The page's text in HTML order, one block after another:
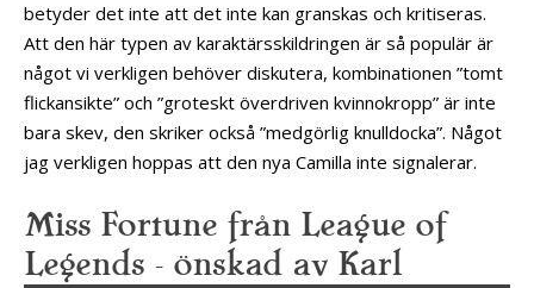
betyder det inte att det inte kan granskas och kritiseras.
Att den här typen av karaktärsskildringen är så populär är
något vi verkligen behöver diskutera, kombinationen ”tomt
flickansikte” och ”groteskt överdriven kvinnokropp” är inte
bara skev, den skriker också ”medgörlig knulldocka”. Något
jag verkligen hoppas att den nya Camilla inte signalerar.
Miss Fortune från League of
Legends – önskad av Karl